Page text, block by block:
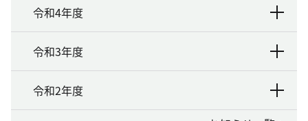
令和4年度
令和3年度
令和2年度